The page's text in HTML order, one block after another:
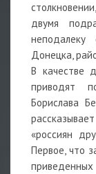
двумя
Донецка,
В качестве
приводят
Борислава
«россиян
Первое, что